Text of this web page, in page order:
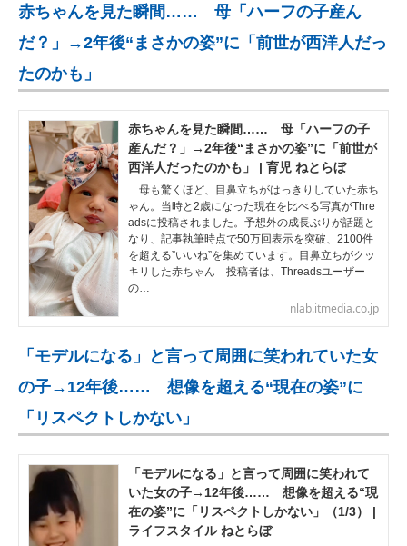
赤ちゃんを見た瞬間…… 母「ハーフの子産ん
だ？」→2年後“まさかの姿”に「前世が西洋人だっ
たのかも」
赤ちゃんを見た瞬間…… 母「ハーフの子
産んだ？」→2年後“まさかの姿”に「前世が
西洋人だったのかも」 | 育児 ねとらぼ
母も驚くほど、目鼻立ちがはっきりしていた赤ち
ゃん。当時と2歳になった現在を比べる写真がThre
adsに投稿されました。予想外の成長ぶりが話題と
なり、記事執筆時点で50万回表示を突破、2100件
を超える”いいね”を集めています。目鼻立ちがクッ
キリした赤ちゃん 投稿者は、Threadsユーザー
の…
nlab.itmedia.co.jp
「モデルになる」と言って周囲に笑われていた女
の子→12年後…… 想像を超える“現在の姿”に
「リスペクトしかない」
「モデルになる」と言って周囲に笑われて
いた女の子→12年後…… 想像を超える“現
在の姿”に「リスペクトしかない」（1/3） |
ライフスタイル ねとらぼ